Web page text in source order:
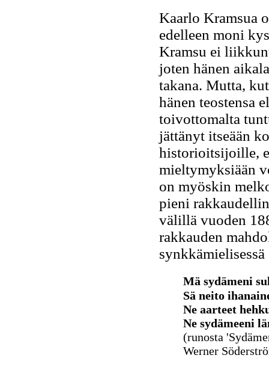
Kaarlo Kramsua
edelleen moni
Kramsu ei
joten hänen
takana. Mutta,
hänen teostensa
toivottomalta
jättänyt itseään
historioitsijoille,
mieltymyksiään
on myöskin
pieni
välillä vuoden
rakkauden
synkkämielisessä
Mä sydämeni
Sä neito
Ne aarteet
Ne sydämeeni
(runosta
Werner